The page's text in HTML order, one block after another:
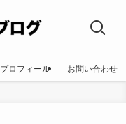
プロフィール お問い合わせ